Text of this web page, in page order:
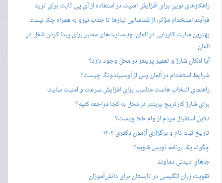
راهکارهای نوین برای افزایش امنیت در استفاده از آی پی ثابت برای ترید
فرآیند استخدام مؤثر، از شناسایی نیازها تا جذب نیرو به همراه چک لیست
بهترین سایت کاریابی در آلمان؛ وب‌سایت‌های معتبر برای پیدا کردن شغل در
آلمان
آیا امکان شارژ و تعمیر پرینتر در محل وجود دارد؟
شرایط استخدام در آلمان پس از آوسبیلدونگ چیست؟
راهنمای انتخاب هاست مناسب برای افزایش سرعت و امنیت سایت
برای شارژ کارتریج پرینتر در محل به کجا مراجعه کنیم؟
دلایل استقبال مردم از وام طلا چیست؟
تاریخ ثبت نام و برگزاری آزمون دکتری ۱۴۰۴
چگونه یک برنامه نویس شویم؟
جاهای دیدنی دماوند
تقویت زبان انگلیسی در تابستان برای دانش‌آموزان